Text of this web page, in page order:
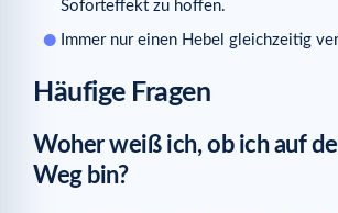
Soforteffekt zu hoffen.
Immer nur einen Hebel gleichzeitig
Häufige Fragen
Woher weiß ich, ob ich auf
Weg bin?